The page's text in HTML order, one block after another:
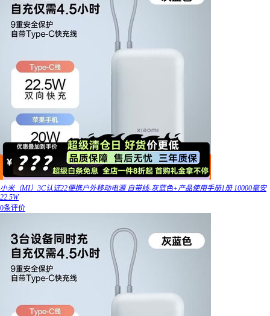
小米（MI）3C认证22便携户外移动电源 自带线-灰蓝色+产品使用手册1册 10000毫安
22.5W
0条评价